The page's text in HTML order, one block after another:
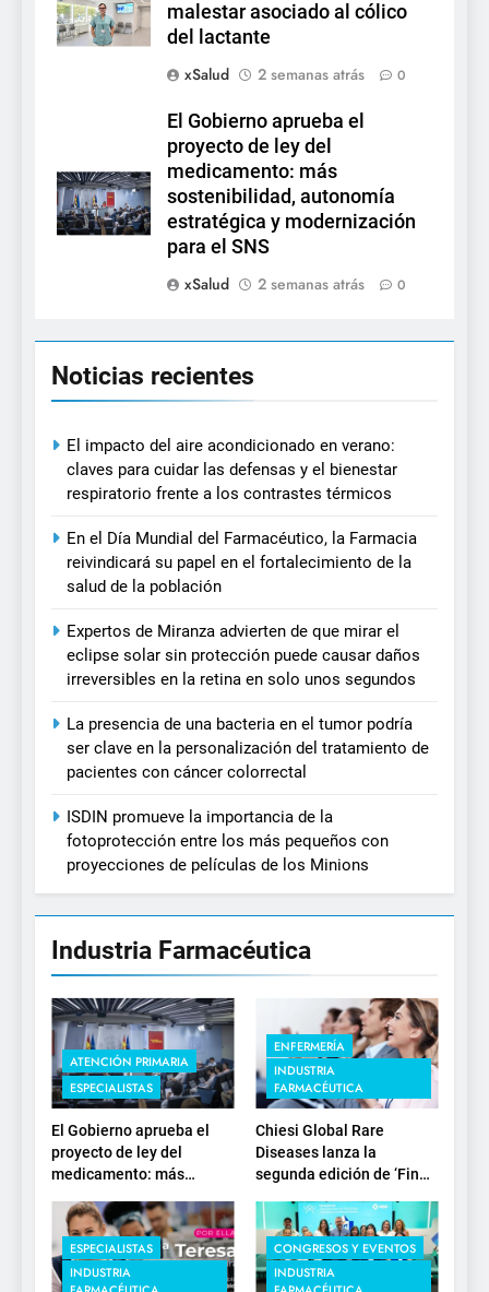
malestar asociado al cólico
del lactante
xSalud
2 semanas atrás 0
El Gobierno aprueba el
proyecto de ley del
medicamento: más
sostenibilidad, autonomía
estratégica y modernización
para el SNS
xSalud
2 semanas atrás 0
Noticias recientes
El impacto del aire acondicionado en verano:
claves para cuidar las defensas y el bienestar
respiratorio frente a los contrastes térmicos
En el Día Mundial del Farmacéutico, la Farmacia
reivindicará su papel en el fortalecimiento de la
salud de la población
Expertos de Miranza advierten de que mirar el
eclipse solar sin protección puede causar daños
irreversibles en la retina en solo unos segundos
La presencia de una bacteria en el tumor podría
ser clave en la personalización del tratamiento de
pacientes con cáncer colorrectal
ISDIN promueve la importancia de la
fotoprotección entre los más pequeños con
proyecciones de películas de los Minions
Industria Farmacéutica
ATENCIÓN PRIMARIA
ESPECIALISTAS
El Gobierno aprueba el
proyecto de ley del
medicamento: más
estratégica y
modernización para el
SNS
ENFERMERÍA
INDUSTRIA
FARMACÉUTICA
Chiesi Global Rare
Diseases lanza la
segunda edición de ‘Find
investigación en
enfermedades de
depósito lisosomal
ESPECIALISTAS
INDUSTRIA
CONGRESOS Y EVENTOS
INDUSTRIA